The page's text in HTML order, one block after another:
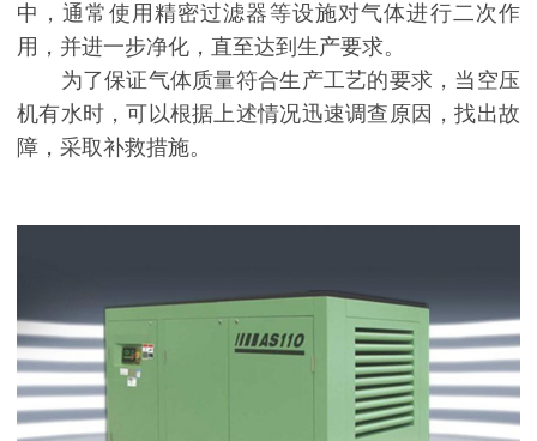
中，通常使用精密过滤器等设施对气体进行二次作
用，并进一步净化，直至达到生产要求。
为了保证气体质量符合生产工艺的要求，当空压
机有水时，可以根据上述情况迅速调查原因，找出故
障，采取补救措施。